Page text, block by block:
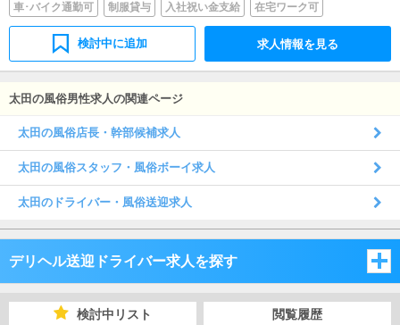
車･バイク通勤可
制服貸与 入社祝い金支給 在宅ワーク可
検討中に追加 求人情報を見る
太田の風俗男性求人の関連ページ
太田の風俗店長・幹部候補求人
太田の風俗スタッフ・風俗ボーイ求人
太田のドライバー・風俗送迎求人
デリヘル送迎ドライバー求人を探す
埼玉県
検討中リスト 閲覧履歴